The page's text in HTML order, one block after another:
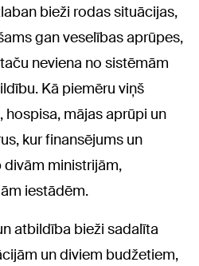
bieži rodas situācijas,
gan veselības aprūpes,
neviena no sistēmām
Kā piemēru viņš
mājas aprūpi un
kur finansējums un
ministrijām,
iestādēm.
atbildība bieži sadalīta
un diviem budžetiem,